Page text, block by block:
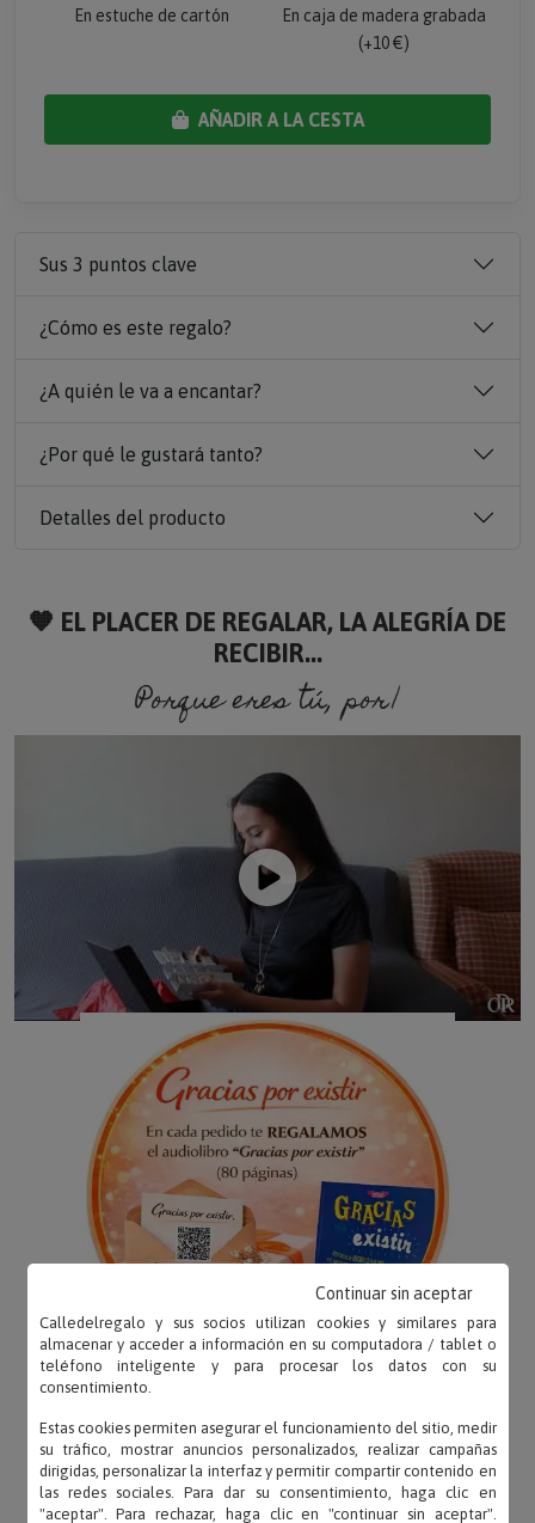
En estuche de cartón
En caja de madera grabada
(+10 €)
AÑADIR A LA CESTA
Sus 3 puntos clave
¿Cómo es este regalo?
¿A quién le va a encantar?
¿Por qué le gustará tanto?
Detalles del producto
🧡 EL PLACER DE REGALAR, LA ALEGRÍA DE
RECIBIR...
Porque eres tú, porque so
OPINIONES
Calledelregalo y sus socios utilizan cookies y similares para
almacenar y acceder a información en su computadora / tablet o
teléfono inteligente y para procesar los datos con su
consentimiento.
Estas cookies permiten asegurar el funcionamiento del sitio, medir
su tráfico, mostrar anuncios personalizados, realizar campañas
dirigidas, personalizar la interfaz y permitir compartir contenido en
las redes sociales. Para dar su consentimiento, haga clic en
"aceptar". Para rechazar, haga clic en "continuar sin aceptar".
Continuar sin aceptar